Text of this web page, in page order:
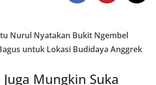
Nurul Nyatakan Bukit Ngembel
untuk Lokasi Budidaya Anggrek
Mungkin Suka